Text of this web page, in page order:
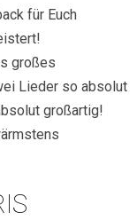
für Euch
großes
Lieder so absolut
großartig!